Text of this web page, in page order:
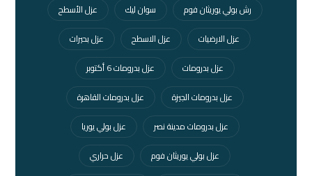
رش بولي يوريثان فوم
سوان ليك
عزل الأسطح
عزل الارضيات
عزل الاسطح
عزل بحيرات
عزل بدرومات
عزل بدرومات 6 أكتوبر
عزل بدرومات الجيزة
عزل بدرومات القاهرة
عزل بدرومات مدينة نصر
عزل بولي يوريا
عزل بولي يوريثان فوم
عزل حراري